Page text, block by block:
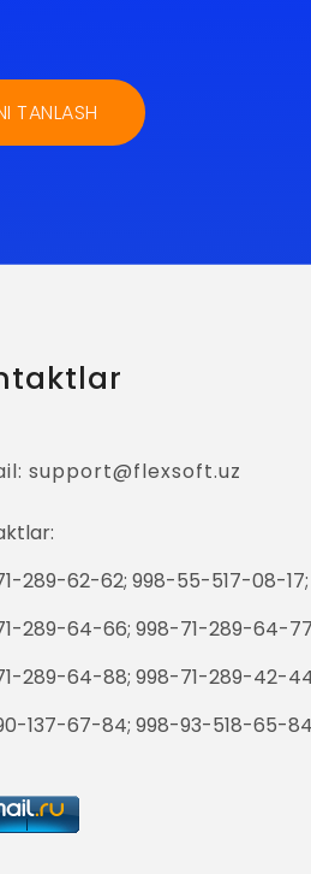
TANLASH
support@flexsoft.uz
289-62-62; 998-55-517-08-17;
289-64-66; 998-71-289-64-
289-64-88; 998-71-289-42-
137-67-84; 998-93-518-65-